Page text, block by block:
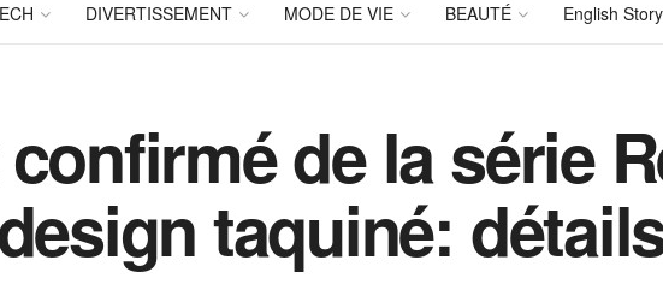
DIVERTISSEMENT MODE DE VIE BEAUTÉ English Story
de la série
taquiné: